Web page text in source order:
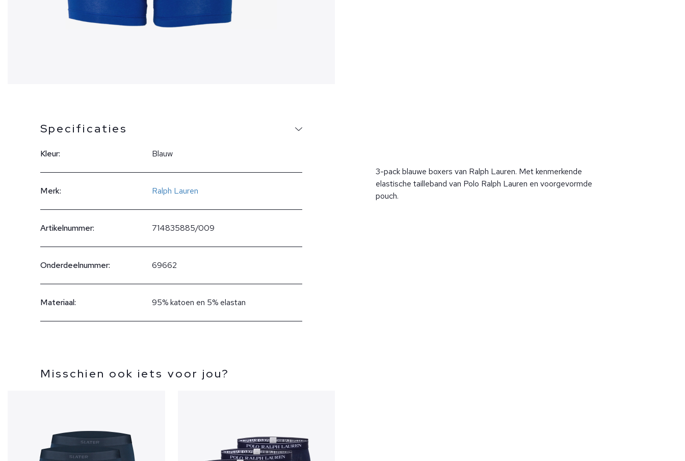
Specificaties
Kleur: Blauw
Merk: Ralph Lauren
Artikelnummer: 714835885/009
Onderdeelnummer: 69662
Materiaal: 95% katoen en 5% elastan
Misschien ook iets voor jou?
3-pack blauwe boxers van Ralph Lauren. Met kenmerkende
elastische tailleband van Polo Ralph Lauren en voorgevormde
pouch.